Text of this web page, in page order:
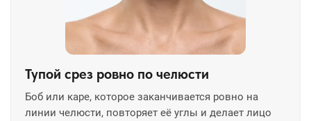
Тупой срез ровно по челюсти
Боб или каре, которое заканчивается ровно на
линии челюсти, повторяет её углы и делает лицо